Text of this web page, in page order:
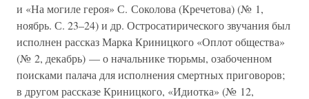
и «На могиле героя» С. Соколова (Кречетова) (№ 1,
ноябрь. С. 23–24) и др. Остросатирического звучания был
исполнен рассказ Марка Криницкого «Оплот общества»
(№ 2, декабрь) — о начальнике тюрьмы, озабоченном
поисками палача для исполнения смертных приговоров;
в другом рассказе Криницкого, «Идиотка» (№ 12,